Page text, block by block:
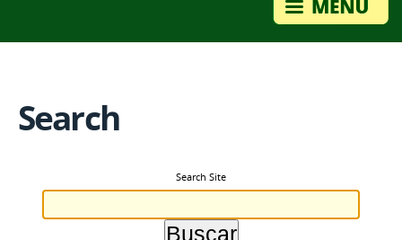
Search
Search Site